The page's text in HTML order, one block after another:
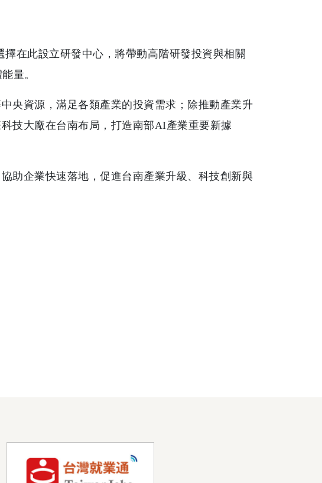
在此設立研發中心，將帶動高階研發投資與相關
量。
央資源，滿足各類產業的投資需求；除推動產業升
技大廠在台南布局，打造南部AI產業重要新據
助企業快速落地，促進台南產業升級、科技創新與